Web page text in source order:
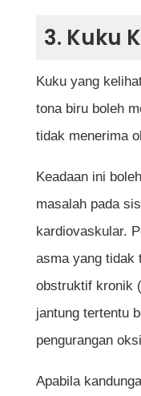
3. Kuku
Kuku yang
tona biru boleh
tidak menerima
Keadaan ini
masalah pada
kardiovaskular.
asma yang tidak
obstruktif kronik
jantung tertentu
pengurangan
Apabila